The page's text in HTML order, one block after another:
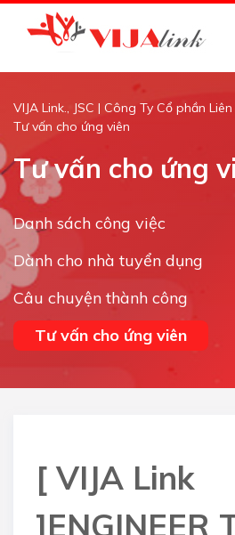
VIJA Link., JSC | Công Ty Cổ phần
Tư vấn cho ứng viên
Tư vấn cho ứng
Danh sách công việc
Dành cho nhà tuyển dụng
Câu chuyện thành công
Tư vấn cho ứng viên
[ VIJA Link
]ENGINEER